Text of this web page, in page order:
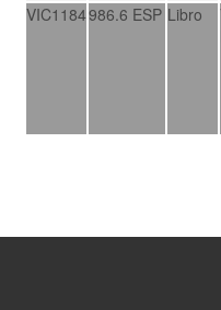
VIC1184986.6 ESP Libro